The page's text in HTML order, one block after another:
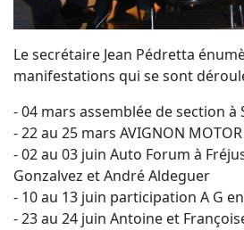
Le secrétaire Jean Pédretta
manifestations qui se sont
- 04 mars assemblée de section à
- 22 au 25 mars AVIGNON MOTOR
- 02 au 03 juin Auto Forum à
Gonzalvez et André Aldeguer
- 10 au 13 juin participation A G
- 23 au 24 juin Antoine et